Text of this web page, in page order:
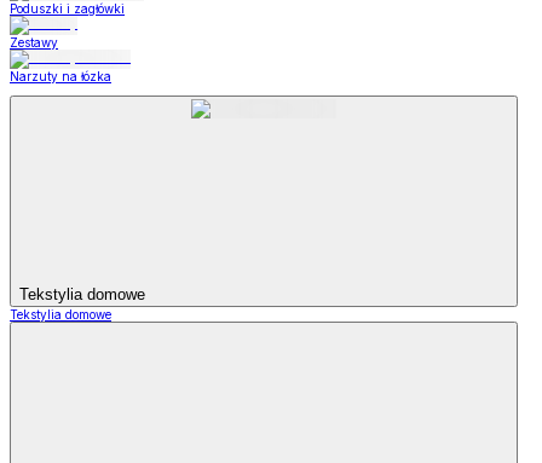
Poduszki i zagłówki
Zestawy
Narzuty na łózka
Tekstylia domowe
Tekstylia domowe